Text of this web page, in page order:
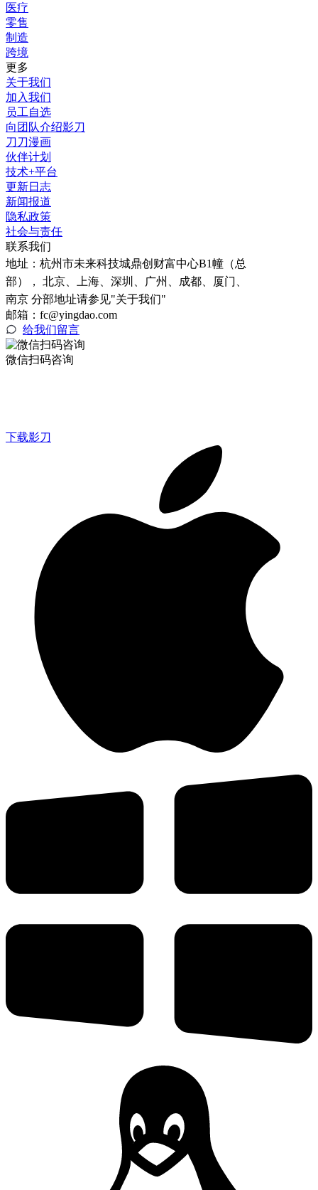
医疗
零售
制造
跨境
更多
关于我们
加入我们
员工自选
向团队介绍影刀
刀刀漫画
伙伴计划
技术+平台
更新日志
新闻报道
隐私政策
社会与责任
联系我们
地址： 杭州市未来科技城鼎创财富中心B1幢（总
部）， 北京、上海、深圳、广州、成都、厦门、
南京 分部地址请参见"关于我们"
邮箱：fc@yingdao.com
给我们留言
微信扫码咨询
下载影刀